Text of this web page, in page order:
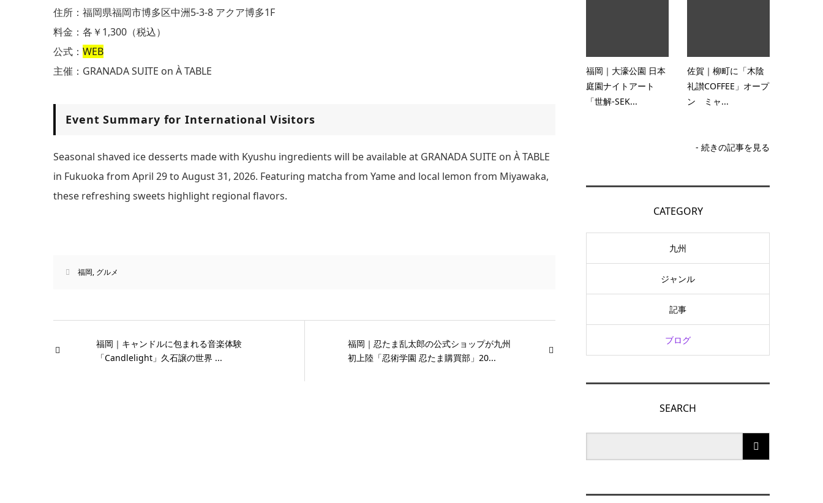
住所：福岡県福岡市博多区中洲5-3-8 アクア博多1F
料金：各￥1,300（税込）
公式： WEB
主催：GRANADA SUITE on À TABLE
Event Summary for International Visitors
Seasonal shaved ice desserts made with Kyushu ingredients will be available at GRANADA SUITE on À TABLE
in Fukuoka from April 29 to August 31, 2026. Featuring matcha from Yame and local lemon from Miyawaka,
these refreshing sweets highlight regional flavors.
福岡, グルメ
福岡｜キャンドルに包まれる音楽体験
「Candlelight」久石譲の世界 ...
福岡｜忍たま乱太郎の公式ショップが九州
初上陸「忍術学園 忍たま購買部」20...
福岡｜大濠公園 日本
庭園ナイトアート
「世解-SEK...
佐賀｜柳町に「木陰
礼讃COFFEE」オープ
ン ミャ...
- 続きの記事を見る
CATEGORY
九州
ジャンル
記事
ブログ
SEARCH